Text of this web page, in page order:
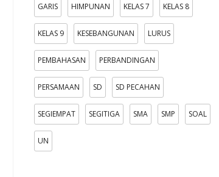
GARIS HIMPUNAN KELAS 7 KELAS 8
KELAS 9 KESEBANGUNAN LURUS
PEMBAHASAN PERBANDINGAN
PERSAMAAN SD SD PECAHAN
SEGIEMPAT SEGITIGA SMA SMP SOAL
UN